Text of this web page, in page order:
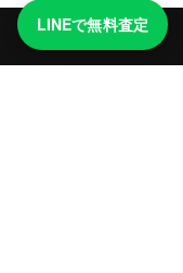
LINEで無料査定